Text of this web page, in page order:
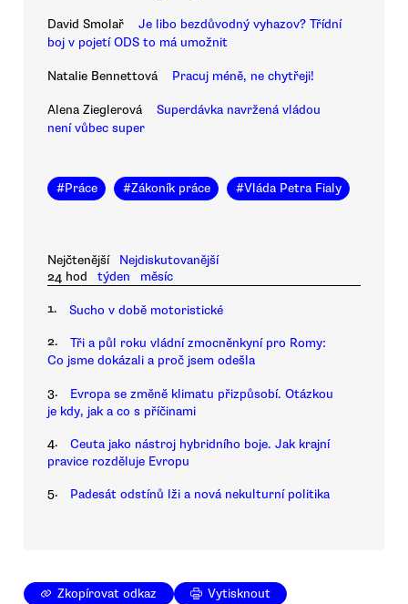
David Smolař
Je libo bezdůvodný vyhazov? Třídní
boj v pojetí ODS to má umožnit
Natalie Bennettová Pracuj méně, ne chytřeji!
Alena Zieglerová
Superdávka navržená vládou
není vůbec super
#Práce #Zákoník práce #Vláda Petra Fialy
Nejčtenější
Nejdiskutovanější
24 hod
týden měsíc
1. Sucho v době motoristické
2.
Tři a půl roku vládní zmocněnkyní pro Romy:
Co jsme dokázali a proč jsem odešla
3.
Evropa se změně klimatu přizpůsobí. Otázkou
je kdy, jak a co s příčinami
4.
Ceuta jako nástroj hybridního boje. Jak krajní
pravice rozděluje Evropu
5. Padesát odstínů lži a nová nekulturní politika
Zkopírovat odkaz Vytisknout